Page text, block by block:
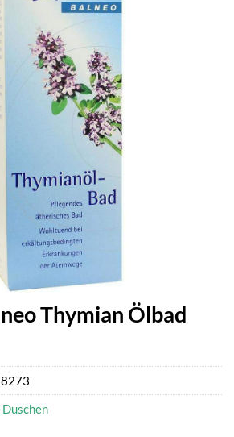
Thymian Ölbad
Duschen